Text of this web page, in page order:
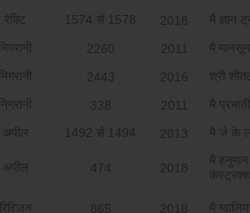
रेक्टि 1574 से 1578 2018 मै ज्ञान
निगरानी 2260 2011 मै
निगरानी 2443 2016 श्री
निगरानी 338 2011 मै
अपील 1492 से 1494 2013 मै जे के
अपील 474 2018
मै
रिविजन 865 2018 मै